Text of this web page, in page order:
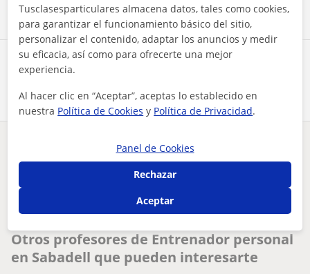
Comparte a este profesor
¿Hay algún error en este perfil?
Tus clases particulares
entrenador personal online rutinas personalizadas y seguimi...
Otros profesores de Entrenador personal
en Sabadell que pueden interesarte
Tusclasesparticulares almacena datos, tales como cookies,
para garantizar el funcionamiento básico del sitio,
personalizar el contenido, adaptar los anuncios y medir
su eficacia, así como para ofrecerte una mejor
experiencia.
Al hacer clic en “Aceptar”, aceptas lo establecido en
nuestra Política de Cookies y Política de Privacidad.
Panel de Cookies
Rechazar
Aceptar